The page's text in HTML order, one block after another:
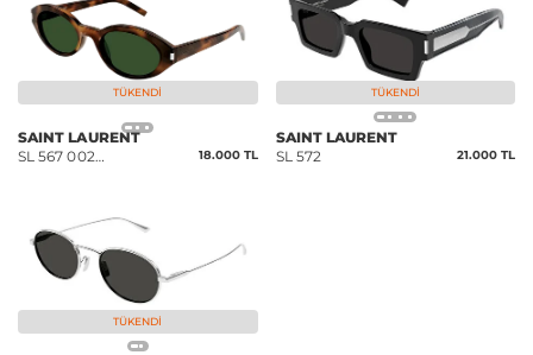
TÜKENDI
SAINT LAURENT
SL 567 002
18.000 TL
TÜKENDI
SAINT LAURENT
SL 572
21.000 TL
TÜKENDI